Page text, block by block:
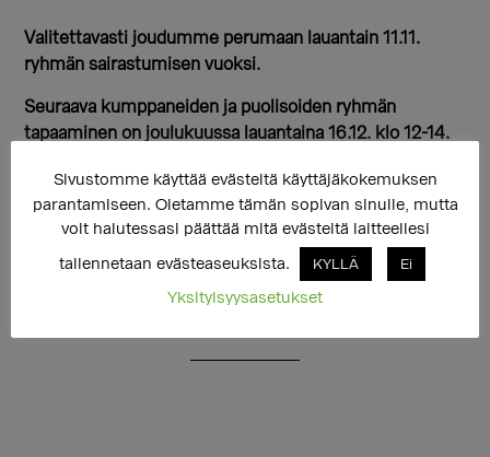
Valitettavasti joudumme perumaan lauantain 11.11.
ryhmän sairastumisen vuoksi.
Seuraava kumppaneiden ja puolisoiden ryhmän
tapaaminen on joulukuussa lauantaina 16.12. klo 12-14.
Transtukipisteen kahvi-ilta torstaina 16.11. klo 19-21
toivottaa tervetulleeksi kaikki
sukupuolivähemmistöihin kuuluvat ja heidät läheisensä!
Sivustomme käyttää evästeitä käyttäjäkokemuksen
parantamiseen. Oletamme tämän sopivan sinulle, mutta
voit halutessasi päättää mitä evästeitä laitteellesi
tallennetaan evästeaseuksista. KYLLÄ Ei
Yksityisyysasetukset